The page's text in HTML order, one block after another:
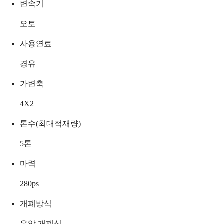
변속기
오토
사용연료
경유
가변축
4X2
톤수(최대적재량)
5톤
마력
280ps
개폐방식